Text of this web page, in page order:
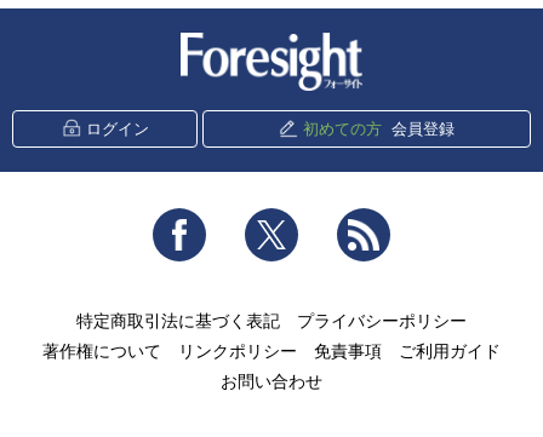
ログイン 初めての方 会員登録
Facebook Twitter
特定商取引法に基づく表記
プライバシーポリシー
著作権について
リンクポリシー 免責事項
ご利用ガイド
お問い合わせ